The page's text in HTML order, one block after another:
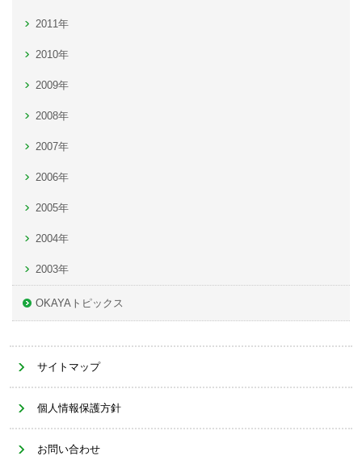
2011年
2010年
2009年
2008年
2007年
2006年
2005年
2004年
2003年
OKAYAトピックス
サイトマップ
個人情報保護方針
お問い合わせ